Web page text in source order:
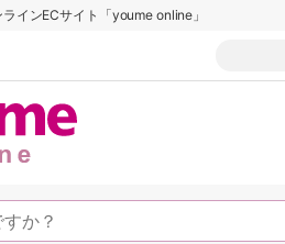
インECサイト「youme online」